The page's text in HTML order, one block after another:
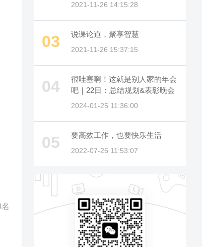
2021-11-26 14:15:28
03 说课论道，聚享智慧
2021-11-26 15:37:15
04
很哇塞啊！这就是别人家的年会
吧｜22日：总结规划&表彰晚会
2024-01-25 11:36:00
05 要高效工作，也要快乐生活
2022-07-26 11:53:07